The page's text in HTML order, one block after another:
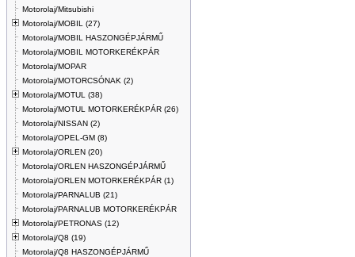
Motorolaj/Mitsubishi
Motorolaj/MOBIL (27)
Motorolaj/MOBIL HASZONGÉPJÁRMŰ
Motorolaj/MOBIL MOTORKERÉKPÁR
Motorolaj/MOPAR
Motorolaj/MOTORCSÓNAK (2)
Motorolaj/MOTUL (38)
Motorolaj/MOTUL MOTORKERÉKPÁR (26)
Motorolaj/NISSAN (2)
Motorolaj/OPEL-GM (8)
Motorolaj/ORLEN (20)
Motorolaj/ORLEN HASZONGÉPJÁRMŰ
Motorolaj/ORLEN MOTORKERÉKPÁR (1)
Motorolaj/PARNALUB (21)
Motorolaj/PARNALUB MOTORKERÉKPÁR
Motorolaj/PETRONAS (12)
Motorolaj/Q8 (19)
Motorolaj/Q8 HASZONGÉPJÁRMŰ